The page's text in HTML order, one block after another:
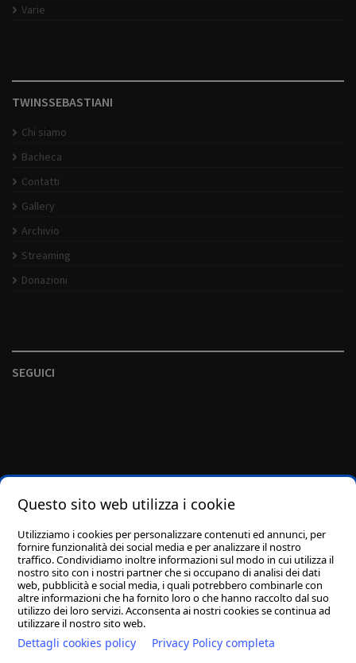
Varie
TWINSSEBASTIANI
Chi siamo
Bacheca
Contatti
Gallery
Archivio
Streaming
Donazioni
SEGUICI
Fai una donazione Streaming
Questo sito web utilizza i cookie
Utilizziamo i cookies per personalizzare contenuti ed annunci, per
fornire funzionalità dei social media e per analizzare il nostro
traffico. Condividiamo inoltre informazioni sul modo in cui utilizza il
nostro sito con i nostri partner che si occupano di analisi dei dati
web, pubblicità e social media, i quali potrebbero combinarle con
altre informazioni che ha fornito loro o che hanno raccolto dal suo
utilizzo dei loro servizi. Acconsenta ai nostri cookies se continua ad
utilizzare il nostro sito web.
Dettagli cookies policy Privacy Policy completa